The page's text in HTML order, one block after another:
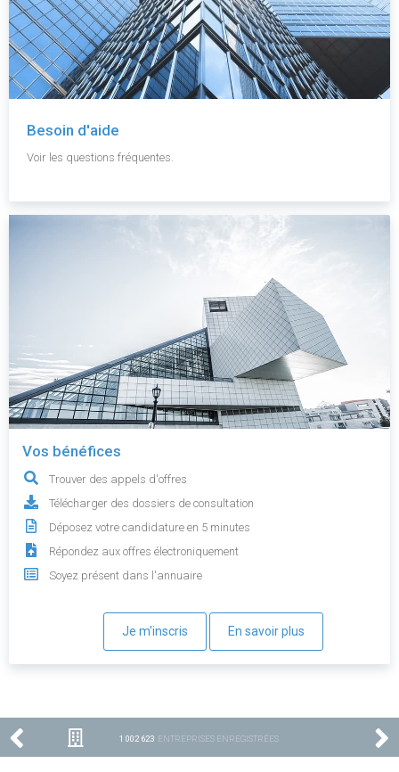
Besoin d'aide
Voir les questions fréquentes.
Vos bénéfices
Trouver des appels d'offres
Télécharger des dossiers de consultation
Déposez votre candidature en 5 minutes
Répondez aux offres électroniquement
Soyez présent dans l'annuaire
Je m'inscris En savoir plus
1 002 623 ENTREPRISES ENREGISTRÉES